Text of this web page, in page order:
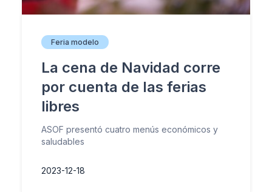
Feria modelo
La cena de Navidad corre
por cuenta de las ferias
libres
ASOF presentó cuatro menús económicos y
saludables
2023-12-18